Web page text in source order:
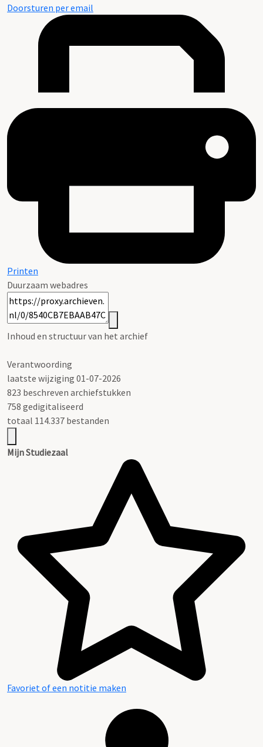
Doorsturen per email
Printen
Duurzaam webadres
Inhoud en structuur van het archief
Verantwoording
laatste wijziging 01-07-2026
823 beschreven archiefstukken
758 gedigitaliseerd
totaal 114.337 bestanden
Mijn Studiezaal
Favoriet of een notitie maken